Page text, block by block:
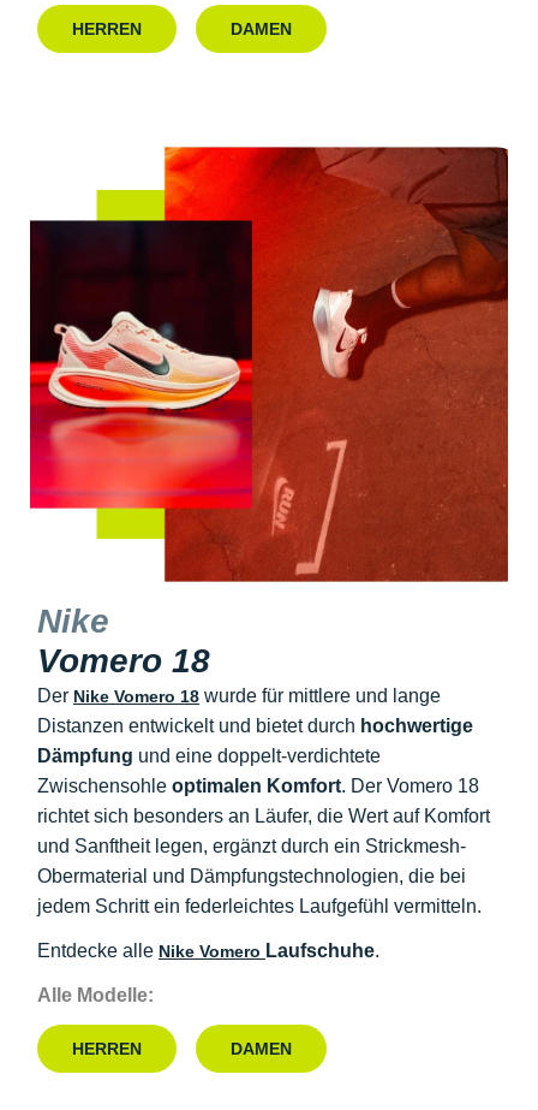
HERREN DAMEN
Nike
Vomero 18
Der Nike Vomero 18 wurde für mittlere und lange
Distanzen entwickelt und bietet durch hochwertige
Dämpfung und eine doppelt-verdichtete
Zwischensohle optimalen Komfort. Der Vomero 18
richtet sich besonders an Läufer, die Wert auf Komfort
und Sanftheit legen, ergänzt durch ein Strickmesh-
Obermaterial und Dämpfungstechnologien, die bei
jedem Schritt ein federleichtes Laufgefühl vermitteln.
Entdecke alle Nike Vomero Laufschuhe.
Alle Modelle:
HERREN DAMEN